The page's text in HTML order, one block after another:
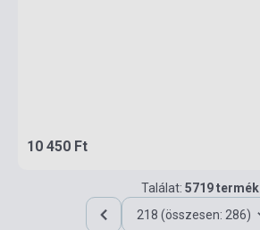
10 450 Ft
Találat: 5719 termék
218 (összesen: 286)